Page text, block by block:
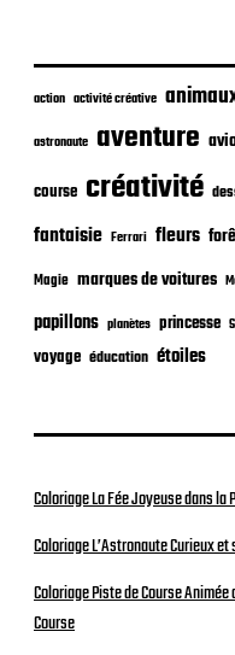
a
t
o
action activité créative
astronaute aventure
course créativité
fantaisie Ferrari fleurs
Magie marques de voitures
papillons planètes princesse
voyage éducation étoiles
Coloriage La Fée Joyeuse dans
Coloriage L’Astronaute Curieux
Coloriage Piste de Course
Course